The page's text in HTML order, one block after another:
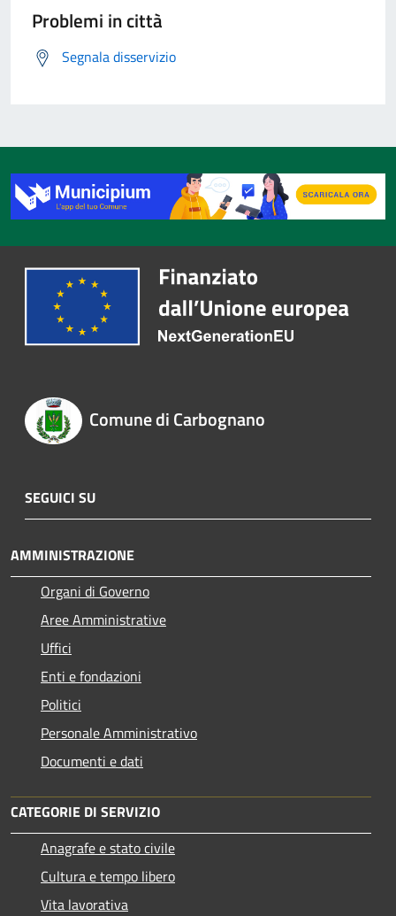
Problemi in città
Segnala disservizio
Comune di Carbognano
SEGUICI SU
AMMINISTRAZIONE
Organi di Governo
Aree Amministrative
Uffici
Enti e fondazioni
Politici
Personale Amministrativo
Documenti e dati
CATEGORIE DI SERVIZIO
Anagrafe e stato civile
Cultura e tempo libero
Vita lavorativa